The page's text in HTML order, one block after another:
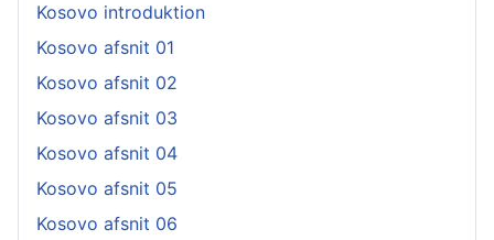
Kosovo introduktion
Kosovo afsnit 01
Kosovo afsnit 02
Kosovo afsnit 03
Kosovo afsnit 04
Kosovo afsnit 05
Kosovo afsnit 06